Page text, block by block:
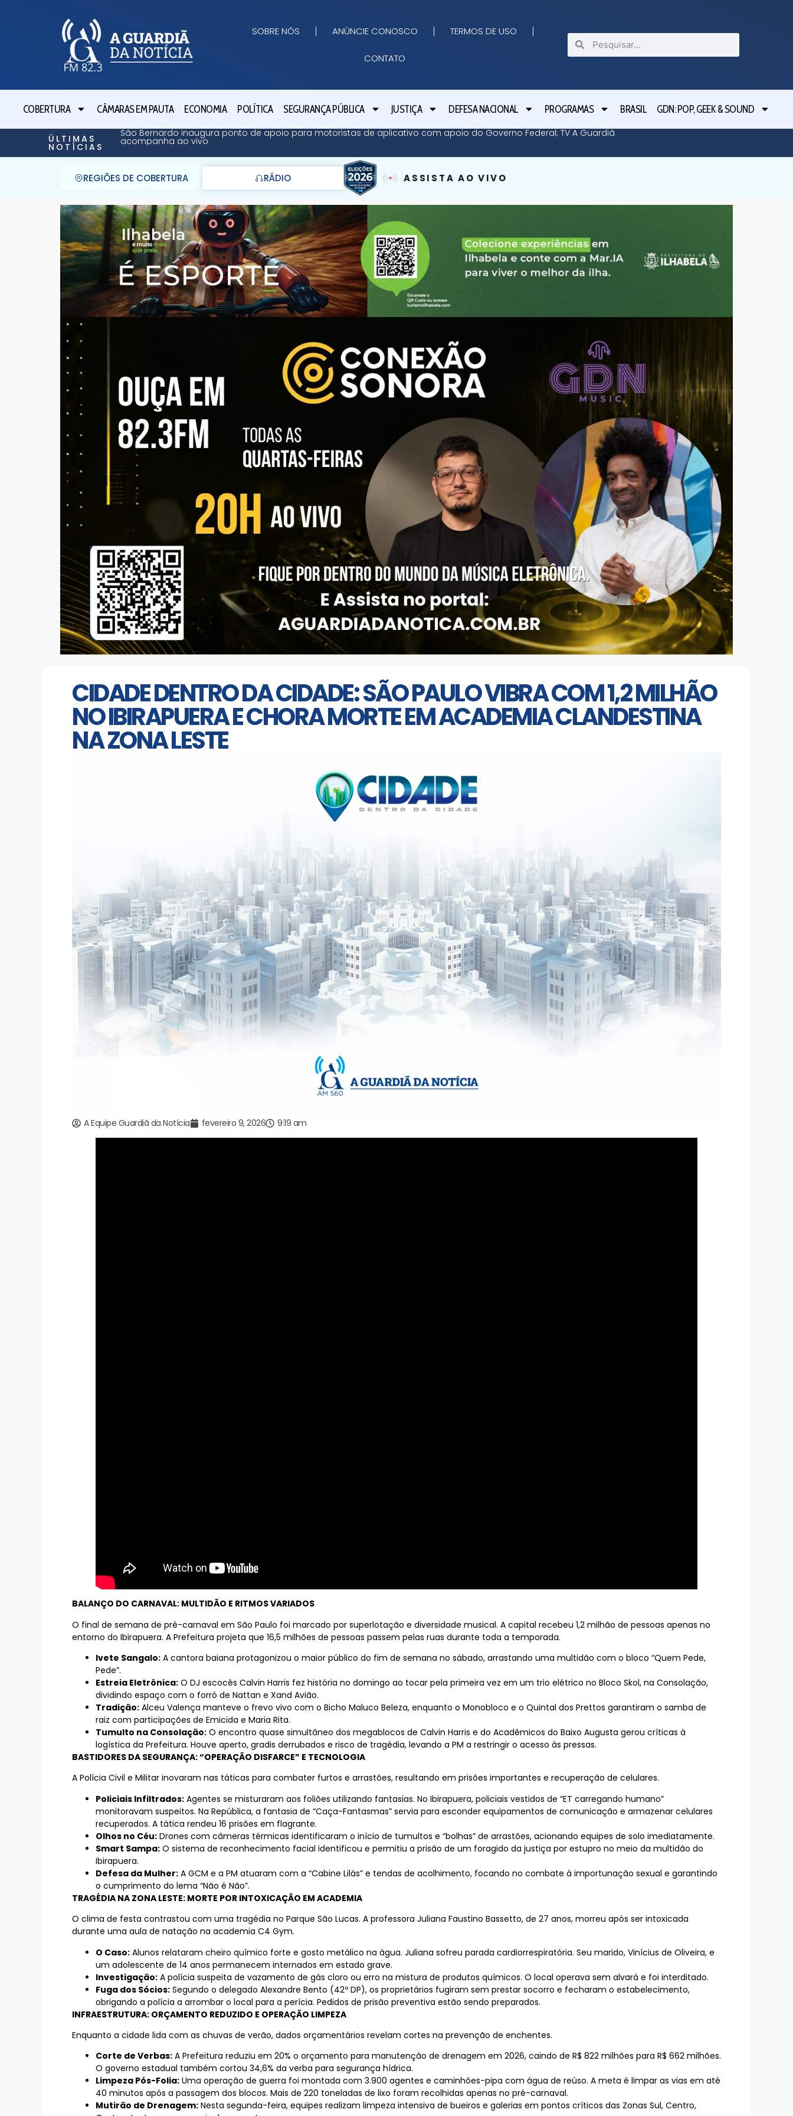
SOBRE NÓS ANÚNCIE CONOSCO TERMOS DE USO
CONTATO
COBERTURA CÂMARAS EM PAUTA ECONOMIA POLÍTICA SEGURANÇA PÚBLICA JUSTIÇA DEFESA NACIONAL PROGRAMAS BRASIL GDN: POP, GEEK & SOUND
ÚLTIMAS
NOTÍCIAS
São Bernardo inaugura ponto de apoio para motoristas de aplicativo com apoio do Governo Federal; TV A Guardiã
acompanha ao vivo
REGIÕES DE COBERTURA RÁDIO ASSISTA AO VIVO
CIDADE DENTRO DA CIDADE: SÃO PAULO VIBRA COM 1,2 MILHÃO
NO IBIRAPUERA E CHORA MORTE EM ACADEMIA CLANDESTINA
NA ZONA LESTE
A Equipe Guardiã da Notícia fevereiro 9, 2026 9:19 am
BALANÇO DO CARNAVAL: MULTIDÃO E RITMOS VARIADOS
O final de semana de pré-carnaval em São Paulo foi marcado por superlotação e diversidade musical. A capital recebeu 1,2 milhão de pessoas apenas no
entorno do Ibirapuera. A Prefeitura projeta que 16,5 milhões de pessoas passem pelas ruas durante toda a temporada.
Ivete Sangalo: A cantora baiana protagonizou o maior público do fim de semana no sábado, arrastando uma multidão com o bloco “Quem Pede,
Pede”.
Estreia Eletrônica: O DJ escocês Calvin Harris fez história no domingo ao tocar pela primeira vez em um trio elétrico no Bloco Skol, na Consolação,
dividindo espaço com o forró de Nattan e Xand Avião.
Tradição: Alceu Valença manteve o frevo vivo com o Bicho Maluco Beleza, enquanto o Monobloco e o Quintal dos Prettos garantiram o samba de
raiz com participações de Emicida e Maria Rita.
Tumulto na Consolação: O encontro quase simultâneo dos megablocos de Calvin Harris e do Acadêmicos do Baixo Augusta gerou críticas à
logística da Prefeitura. Houve aperto, gradis derrubados e risco de tragédia, levando a PM a restringir o acesso às pressas.
BASTIDORES DA SEGURANÇA: “OPERAÇÃO DISFARCE” E TECNOLOGIA
A Polícia Civil e Militar inovaram nas táticas para combater furtos e arrastões, resultando em prisões importantes e recuperação de celulares.
Policiais Infiltrados: Agentes se misturaram aos foliões utilizando fantasias. No Ibirapuera, policiais vestidos de “ET carregando humano”
monitoravam suspeitos. Na República, a fantasia de “Caça-Fantasmas” servia para esconder equipamentos de comunicação e armazenar celulares
recuperados. A tática rendeu 16 prisões em flagrante.
Olhos no Céu: Drones com câmeras térmicas identificaram o início de tumultos e “bolhas” de arrastões, acionando equipes de solo imediatamente.
Smart Sampa: O sistema de reconhecimento facial identificou e permitiu a prisão de um foragido da justiça por estupro no meio da multidão do
Ibirapuera.
Defesa da Mulher: A GCM e a PM atuaram com a “Cabine Lilás” e tendas de acolhimento, focando no combate à importunação sexual e garantindo
o cumprimento do lema “Não é Não”.
TRAGÉDIA NA ZONA LESTE: MORTE POR INTOXICAÇÃO EM ACADEMIA
O clima de festa contrastou com uma tragédia no Parque São Lucas. A professora Juliana Faustino Bassetto, de 27 anos, morreu após ser intoxicada
durante uma aula de natação na academia C4 Gym.
O Caso: Alunos relataram cheiro químico forte e gosto metálico na água. Juliana sofreu parada cardiorrespiratória. Seu marido, Vinícius de Oliveira, e
um adolescente de 14 anos permanecem internados em estado grave.
Investigação: A polícia suspeita de vazamento de gás cloro ou erro na mistura de produtos químicos. O local operava sem alvará e foi interditado.
Fuga dos Sócios: Segundo o delegado Alexandre Bento (42º DP), os proprietários fugiram sem prestar socorro e fecharam o estabelecimento,
obrigando a polícia a arrombar o local para a perícia. Pedidos de prisão preventiva estão sendo preparados.
INFRAESTRUTURA: ORÇAMENTO REDUZIDO E OPERAÇÃO LIMPEZA
Enquanto a cidade lida com as chuvas de verão, dados orçamentários revelam cortes na prevenção de enchentes.
Corte de Verbas: A Prefeitura reduziu em 20% o orçamento para manutenção de drenagem em 2026, caindo de R$ 822 milhões para R$ 662 milhões.
O governo estadual também cortou 34,6% da verba para segurança hídrica.
Limpeza Pós-Folia: Uma operação de guerra foi montada com 3.900 agentes e caminhões-pipa com água de reúso. A meta é limpar as vias em até
40 minutos após a passagem dos blocos. Mais de 220 toneladas de lixo foram recolhidas apenas no pré-carnaval.
Mutirão de Drenagem: Nesta segunda-feira, equipes realizam limpeza intensiva de bueiros e galerias em pontos críticos das Zonas Sul, Centro,